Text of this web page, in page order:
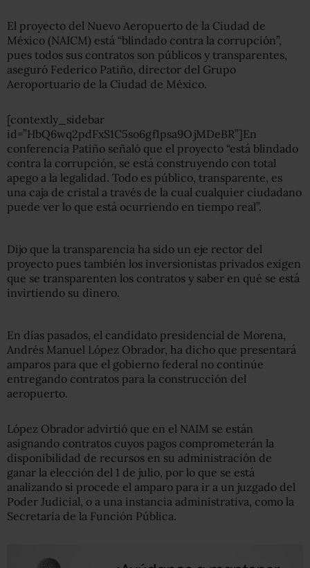
El proyecto del Nuevo Aeropuerto de la Ciudad de
México (NAICM) está “blindado contra la corrupción”,
pues todos sus contratos son públicos y transparentes,
aseguró Federico Patiño, director del Grupo
Aeroportuario de la Ciudad de México.
[contextly_sidebar
id=”HbQ6wq2pdFxS1C5so6gf1psa9OjMDeBR”]En
conferencia Patiño señaló que el proyecto “está blindado
contra la corrupción, se está construyendo con total
apego a la legalidad. Todo es público, transparente, es
una caja de cristal a través de la cual cualquier ciudadano
puede ver lo que está ocurriendo en tiempo real”.
Dijo que la transparencia ha sido un eje rector del
proyecto pues también los inversionistas privados exigen
que se transparenten los contratos y saber en qué se está
invirtiendo su dinero.
En días pasados, el candidato presidencial de Morena,
Andrés Manuel López Obrador, ha dicho que presentará
amparos para que el gobierno federal no continúe
entregando contratos para la construcción del
aeropuerto.
López Obrador advirtió que en el NAIM se están
asignando contratos cuyos pagos comprometerán la
disponibilidad de recursos en su administración de
ganar la elección del 1 de julio, por lo que se está
analizando si procede el amparo para ir a un juzgado del
Poder Judicial, o a una instancia administrativa, como la
Secretaría de la Función Pública.